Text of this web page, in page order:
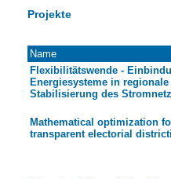
Projekte
Name
Flexibilitätswende -
Energiesysteme in
Stabilisierung des
Mathematical optimization
transparent electorial